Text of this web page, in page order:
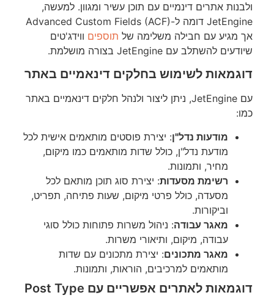
ולבנות אתרים דינמיים עם תוכן עשיר ומגוון. למעשה,
JetEngine דומה ל-Advanced Custom Fields (ACF)
אך מגיע עם חבילה משלימה של תוספים ווידג'טים
שיודעים להשתלב עם JetEngine בצורה מושלמת.
דוגמאות לשימוש בחלקים דינאמיים באתר
עם JetEngine, ניתן ליצור ולנהל חלקים דינאמיים באתר
כמו:
מודעות נדל"ן: יצירת פוסטים מותאמים אישית לכל
מודעת נדל"ן, כולל שדות מותאמים כמו מיקום,
מחיר, ותמונות.
רשימת מסעדות: יצירת סוג תוכן מותאם לכל
מסעדה, כולל פרטי מיקום, שעות פתיחה, תפריט,
וביקורות.
מאגר עבודה: ניהול משרות פתוחות כולל סוגי
עבודה, מיקום, ותיאורי משרות.
מאגר מתכונים: יצירת מתכונים עם שדות
מותאמים למרכיבים, הוראות, ותמונות.
דוגמאות לאתרים אפשריים עם Post Type